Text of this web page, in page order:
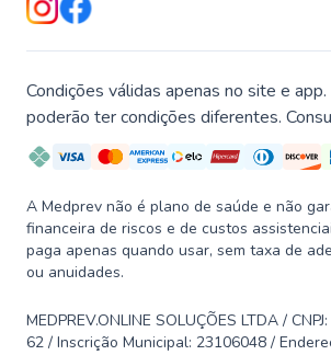
Condições válidas apenas no site e
poderão ter condições diferentes.
A Medprev não é plano de saúde e não
financeira de riscos e de custos
paga apenas quando usar, sem taxa de
ou anuidades.
MEDPREV.ONLINE SOLUÇÕES LTDA /
62 / Inscrição Municipal: 23106048 /